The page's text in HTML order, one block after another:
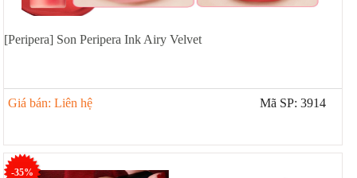
[Peripera] Son Peripera Ink Airy Velvet
Giá bán: Liên hệ Mã SP: 3914
-35%